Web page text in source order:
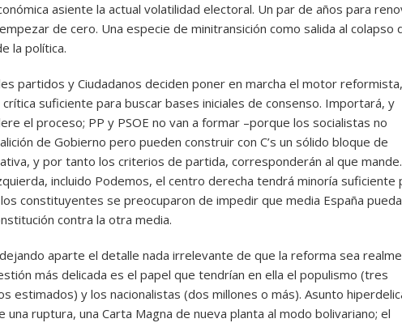
asiente la actual volatilidad electoral. Un par de años para
de cero. Una especie de minitransición como salida al colapso
la política.
partidos y Ciudadanos deciden poner en marcha el motor reformista,
crítica suficiente para buscar bases iniciales de consenso. Importará, y
el proceso; PP y PSOE no van a formar –porque los socialistas no
de Gobierno pero pueden construir con C’s un sólido bloque de
y por tanto los criterios de partida, corresponderán al que
incluido Podemos, el centro derecha tendrá minoría suficiente
constituyentes se preocuparon de impedir que media España pueda
contra la otra media.
aparte el detalle nada irrelevante de que la reforma sea
más delicada es el papel que tendrían en ella el populismo (tres
estimados) y los nacionalistas (dos millones o más). Asunto
una ruptura, una Carta Magna de nueva planta al modo bolivariano; el